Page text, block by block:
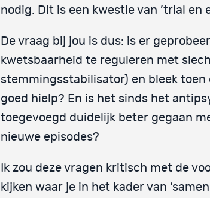
nodig. Dit is een kwestie van ’trial en
De vraag bij jou is dus: is er
kwetsbaarheid te reguleren met
stemmingsstabilisator) en bleek
goed hielp? En is het sinds het
toegevoegd duidelijk beter gegaan
nieuwe episodes?
Ik zou deze vragen kritisch met de
kijken waar je in het kader van